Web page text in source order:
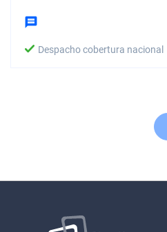
Despacho cobertura nacional